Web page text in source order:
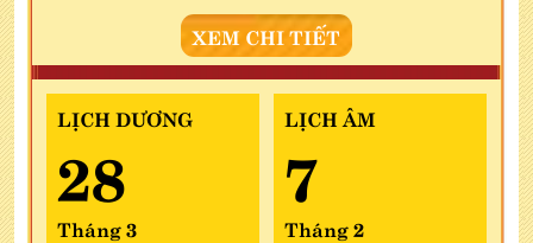
XEM CHI TIẾT
LỊCH DƯƠNG
28
Tháng 3
LỊCH ÂM
7
Tháng 2